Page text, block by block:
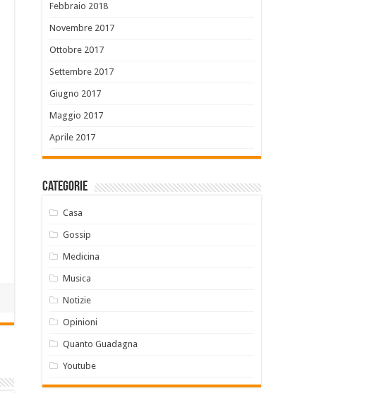
Febbraio 2018
Novembre 2017
Ottobre 2017
Settembre 2017
Giugno 2017
Maggio 2017
Aprile 2017
Categorie
Casa
Gossip
Medicina
Musica
Notizie
Opinioni
Quanto Guadagna
Youtube